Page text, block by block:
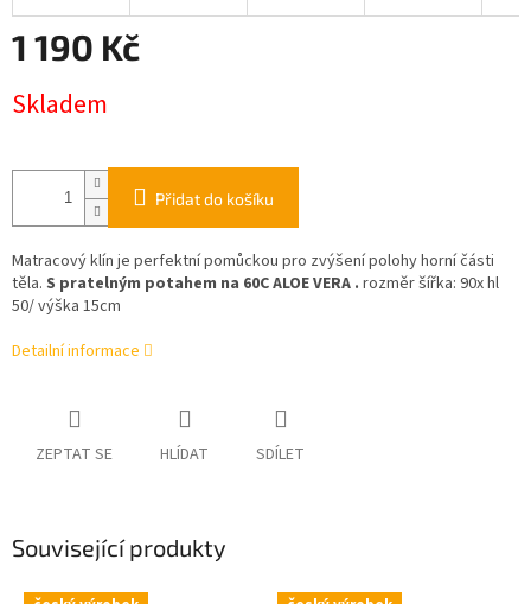
1 190 Kč
cena:
Skladem
Přidat do košíku
Matracový klín je perfektní pomůckou pro zvýšení polohy horní části
těla. S pratelným potahem na 60C ALOE VERA . rozměr šířka: 90x hl
50/ výška 15cm
Detailní informace
ZEPTAT SE HLÍDAT SDÍLET
Související produkty